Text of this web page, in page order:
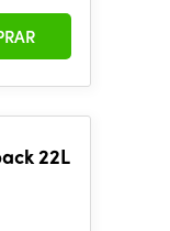
22L